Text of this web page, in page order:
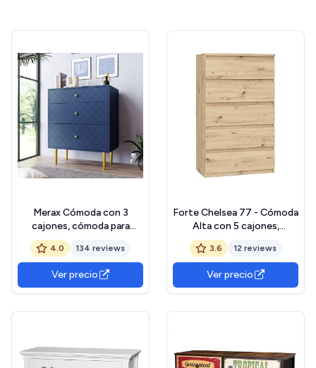
Merax Cómoda con 3
cajones, cómoda para
Dormitorio, Sala de Estar y
Oficina, aparador Alto con
Mucho Espacio de
Almacenamiento, Color
Azul Marino, 75 x 40 x 89
4.0 134 reviews
Ver precio
Forte Chelsea 77 - Cómoda
Alta con 5 cajones,
decoración de Roble
Artesano, 77,2 x 128,1 x
42,2 cm
3.6 12 reviews
Ver precio